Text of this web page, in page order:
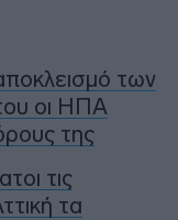
των
οι ΗΠΑ
της
τις
τα